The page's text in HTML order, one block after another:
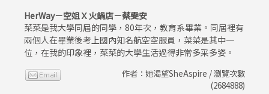
HerWay－空姐Ｘ火鍋店－蔡雯安
菜菜是我大學同屆的同學，80年次，教育系畢業。同屆裡有
兩個人在畢業後考上國內知名航空空服員，菜菜是其中一
位，在我的印象裡，菜菜的大學生活過得非常多采多姿。
作者：她渴望SheAspire / 瀏覽次數
(2684888)